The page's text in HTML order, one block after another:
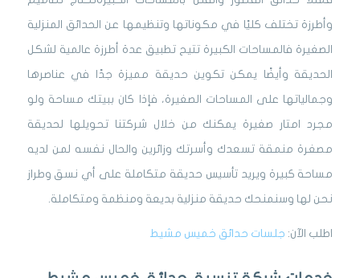
وأطرزة تختلف كليًا في مكوناتها وتنظيمها عن الحدائق المنزلية
الصغيرة فالمساحات الكبيرة تتيح تطبيق عدة أطرزة عالمية لشكل
الحديقة وأيضًا يمكن تكوين حديقة مميزة جدًا في عناصرها
وجمالياتها على المساحات الصغيرة، فإذا كان ببيتك مساحة ولو
مجرد امتار صغيرة يمكنك من خلال شركتنا تحويلها لحديقة
مصغرة منمقة تسعدك وأسرتك وزائرين والحال نفسه لمن لديه
مساحة كبيرة ويريد تأسيس حديقة متكاملة على أي نسق وطراز
نحن لها وسنمنحك حديقة منزلية بديعة ومنظمة ومتكاملة.
اطلب الآن: جلسات حدائق خميس مشيط